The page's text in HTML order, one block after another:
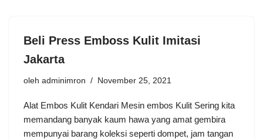
Beli Press Emboss Kulit Imitasi
Jakarta
oleh adminimron November 25, 2021
Alat Embos Kulit Kendari Mesin embos Kulit Sering kita
memandang banyak kaum hawa yang amat gembira
mempunyai barang koleksi seperti dompet, jam tangan